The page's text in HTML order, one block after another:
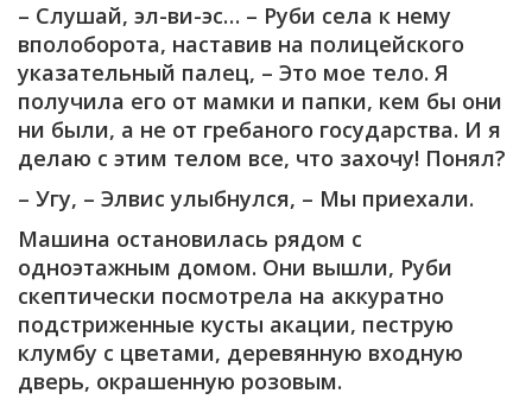
– Слушай, эл-ви-эс… – Руби села к нему
вполоборота, наставив на полицейского
указательный палец, – Это мое тело. Я
получила его от мамки и папки, кем бы они
ни были, а не от гребаного государства. И я
делаю с этим телом все, что захочу! Понял?
– Угу, – Элвис улыбнулся, – Мы приехали.
Машина остановилась рядом с
одноэтажным домом. Они вышли, Руби
скептически посмотрела на аккуратно
подстриженные кусты акации, пеструю
клумбу с цветами, деревянную входную
дверь, окрашенную розовым.